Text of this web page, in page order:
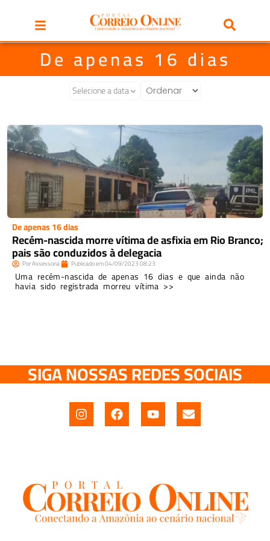
De apenas 16 dias
Selecione a data
De apenas 16 dias
Recém-nascida morre vítima de asfixia em Rio Branco;
pais são conduzidos à delegacia
PorAssessoria Publicado em04/09/202308:23
Uma recém-nascida de apenas 16 dias e que ainda não
havia sido registrada morreu vítima >>
SIGA NOSSAS REDES SOCIAIS